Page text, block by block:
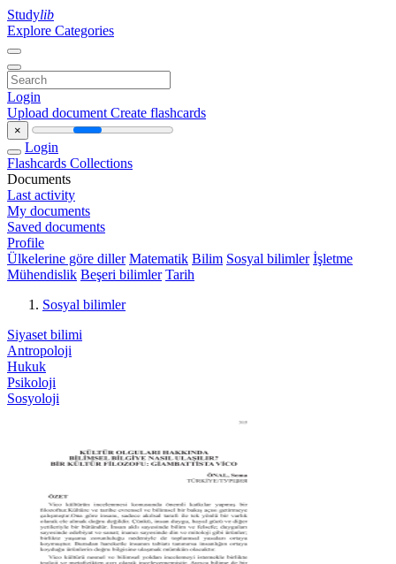
Studylib
Explore Categories
Login
Upload document Create flashcards
×
Login
Flashcards Collections
Documents
Last activity
My documents
Saved documents
Profile
Ülkelerine göre diller Matematik Bilim Sosyal bilimler İşletme
Mühendislik Beşeri bilimler Tarih
Sosyal bilimler
Siyaset bilimi
Antropoloji
Hukuk
Psikoloji
Sosyoloji